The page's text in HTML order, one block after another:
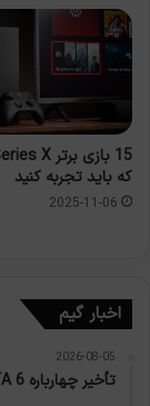
که باید تجربه کنید
2025-11-06
اخبار گیم
2026-08-05
تأخیر چهارباره GTA 6 اجتناب‌ناپذیر است